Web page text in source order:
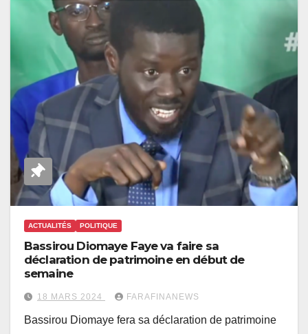
ACTUALITÉS POLITIQUE
Bassirou Diomaye Faye va faire sa
déclaration de patrimoine en début de
semaine
18 MARS 2024 FARAFINANEWS
Bassirou Diomaye fera sa déclaration de patrimoine